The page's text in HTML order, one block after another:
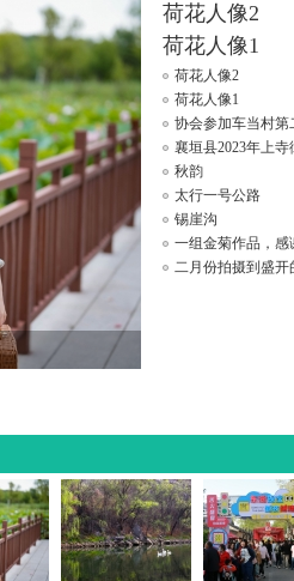
荷花人像2
荷花人像1
荷花人像2
荷花人像1
协会参加车当村
襄垣县2023年上寺
秋韵
太行一号公路
锡崖沟
一组金菊作品，感
二月份拍摄到盛开